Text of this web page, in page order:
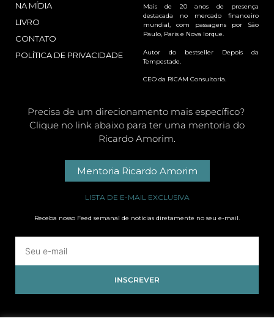
NA MÍDIA
LIVRO
CONTATO
POLÍTICA DE PRIVACIDADE
Mais de 20 anos de presença
destacada no mercado financeiro
mundial, com passagens por São
Paulo, Paris e Nova Iorque.
Autor do bestseller Depois da
Tempestade.
CEO da RICAM Consultoria.
Precisa de um direcionamento mais específico?
Clique no link abaixo para ter uma mentoria do
Ricardo Amorim.
Mentoria Ricardo Amorim
LISTA DE E-MAIL EXCLUSIVA
Receba nosso Feed semanal de notícias diretamente no seu e-mail.
INSCREVER